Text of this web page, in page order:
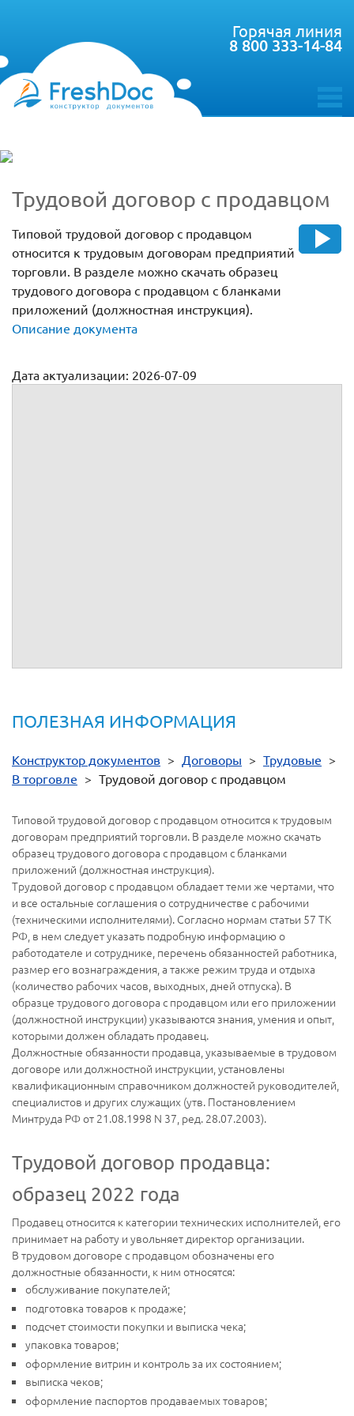
toggle
Горячая линия
8 800 333-14-84
Трудовой договор с продавцом
Типовой трудовой договор с продавцом
относится к трудовым договорам предприятий
торговли. В разделе можно скачать образец
трудового договора с продавцом с бланками
приложений (должностная инструкция).
Описание документа
Дата актуализации: 2026-07-09
ПОЛЕЗНАЯ ИНФОРМАЦИЯ
Конструктор документов > Договоры > Трудовые >
В торговле > Трудовой договор с продавцом
Типовой трудовой договор с продавцом относится к трудовым
договорам предприятий торговли. В разделе можно скачать
образец трудового договора с продавцом с бланками
приложений (должностная инструкция).
Трудовой договор с продавцом обладает теми же чертами, что
и все остальные соглашения о сотрудничестве с рабочими
(техническими исполнителями). Согласно нормам статьи 57 ТК
РФ, в нем следует указать подробную информацию о
работодателе и сотруднике, перечень обязанностей работника,
размер его вознаграждения, а также режим труда и отдыха
(количество рабочих часов, выходных, дней отпуска). В
образце трудового договора с продавцом или его приложении
(должностной инструкции) указываются знания, умения и опыт,
которыми должен обладать продавец.
Должностные обязанности продавца, указываемые в трудовом
договоре или должностной инструкции, установлены
квалификационным справочником должностей руководителей,
специалистов и других служащих (утв. Постановлением
Минтруда РФ от 21.08.1998 N 37, ред. 28.07.2003).
Трудовой договор продавца:
образец 2022 года
Продавец относится к категории технических исполнителей, его
принимает на работу и увольняет директор организации.
В трудовом договоре с продавцом обозначены его
должностные обязанности, к ним относятся:
обслуживание покупателей;
подготовка товаров к продаже;
подсчет стоимости покупки и выписка чека;
упаковка товаров;
оформление витрин и контроль за их состоянием;
выписка чеков;
оформление паспортов продаваемых товаров;